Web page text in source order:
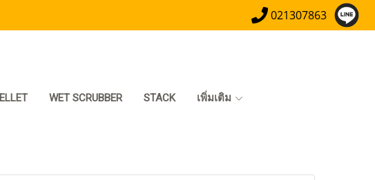
021307863
WET SCRUBBER STACK เพิ่มเติม